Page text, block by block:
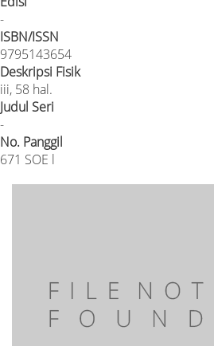
-
ISBN/ISSN
9795143654
Deskripsi Fisik
iii, 58 hal.
Judul Seri
-
No. Panggil
671 SOE l